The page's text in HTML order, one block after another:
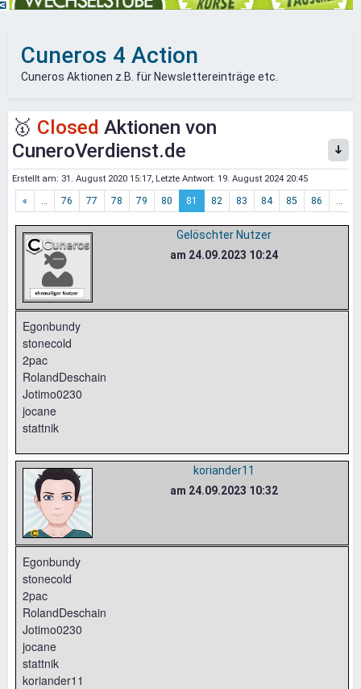
Cuneros 4 Action
Cuneros Aktionen z.B. für Newslettereinträge etc.
🥇 Closed Aktionen von
CuneroVerdienst.de
Erstellt am: 31. August 2020 15:17, Letzte Antwort: 19. August 2024 20:45
« … 76 77 78 79 80 81 82 83 84 85 86 …
Gelöschter Nutzer
am 24.09.2023 10:24
Egonbundy
stonecold
2pac
RolandDeschain
Jotimo0230
jocane
stattnik
koriander11
am 24.09.2023 10:32
Egonbundy
stonecold
2pac
RolandDeschain
Jotimo0230
jocane
stattnik
koriander11